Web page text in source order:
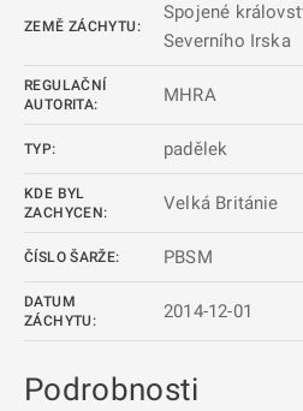
ZEMĚ ZÁCHYTU:
Spojené
Severního Irska
REGULAČNÍ
AUTORITA:
MHRA
TYP: padělek
KDE BYL
ZACHYCEN:
Velká Británie
ČÍSLO ŠARŽE: PBSM
DATUM
ZÁCHYTU:
2014-12-01
Podrobnosti